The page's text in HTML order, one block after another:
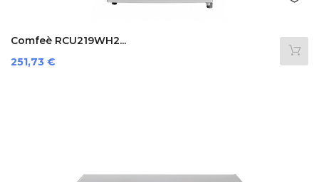
Comfeè RCU219WH2...
Prezzo
251,73 €